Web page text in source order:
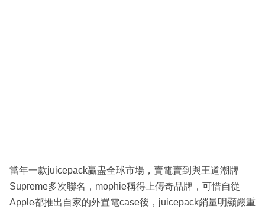
當年一款juicepack贏盡全球市場，賣電賣到與王道潮牌
Supreme多次聯名，mophie稱得上傳奇品牌，可惜自從
Apple都推出自家的外置電case後，juicepack銷量明顯嚴重